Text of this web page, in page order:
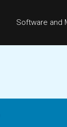
Software and